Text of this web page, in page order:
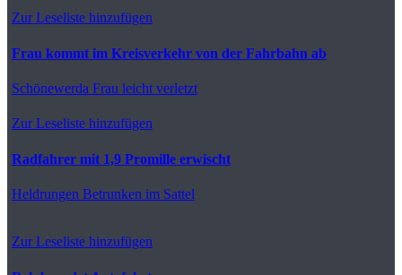
Zur Leseliste hinzufügen
Frau kommt im Kreisverkehr von der Fahrbahn ab
Schönewerda Frau leicht verletzt
Zur Leseliste hinzufügen
Radfahrer mit 1,9 Promille erwischt
Heldrungen Betrunken im Sattel
Zur Leseliste hinzufügen